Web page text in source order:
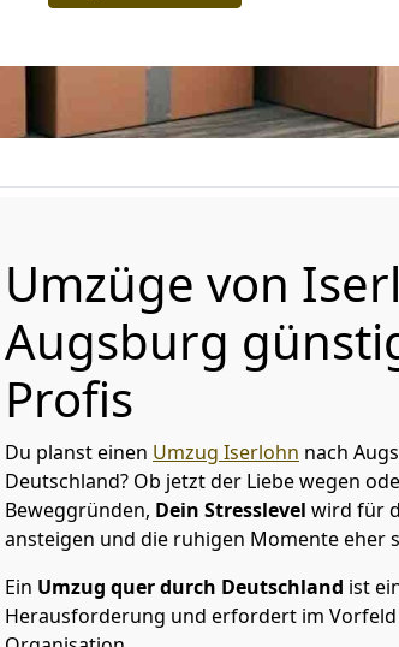
Umzüge von
Augsburg
Profis
Du planst einen Umzug Iserlohn nach
Deutschland? Ob jetzt der Liebe wegen
Beweggründen, Dein Stresslevel wird für
ansteigen und die ruhigen Momente eher
Ein Umzug quer durch Deutschland ist
Herausforderung und erfordert im